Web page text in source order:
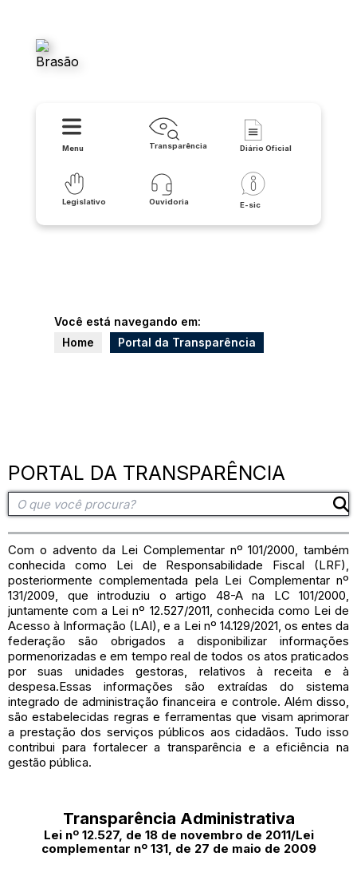
Menu Transparência Diário Oficial
Legislativo Ouvidoria E-sic
Você está navegando em:
Home
Portal da Transparência
PORTAL DA TRANSPARÊNCIA
Com o advento da Lei Complementar nº 101/2000, também
conhecida como Lei de Responsabilidade Fiscal (LRF),
posteriormente complementada pela Lei Complementar nº
131/2009, que introduziu o artigo 48-A na LC 101/2000,
juntamente com a Lei nº 12.527/2011, conhecida como Lei de
Acesso à Informação (LAI), e a Lei nº 14.129/2021, os entes da
federação são obrigados a disponibilizar informações
pormenorizadas e em tempo real de todos os atos praticados
por suas unidades gestoras, relativos à receita e à
despesa.Essas informações são extraídas do sistema
integrado de administração financeira e controle. Além disso,
são estabelecidas regras e ferramentas que visam aprimorar
a prestação dos serviços públicos aos cidadãos. Tudo isso
contribui para fortalecer a transparência e a eficiência na
gestão pública.
Transparência Administrativa
Lei nº 12.527, de 18 de novembro de 2011/Lei
complementar nº 131, de 27 de maio de 2009